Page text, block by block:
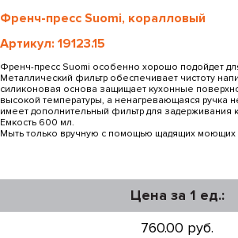
Френч-пресс Suomi, коралловый
Артикул: 19123.15
Френч-пресс Suomi особенно хорошо подойдет
Металлический фильтр обеспечивает чистоту
силиконовая основа защищает кухонные
высокой температуры, а ненагревающаяся ручка
имеет дополнительный фильтр для задерживания
Емкость 600 мл.
Мыть только вручную с помощью щадящих моющих
Цена за 1 ед.:
760.00 руб.